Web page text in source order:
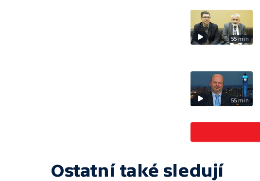
55 min
55 min
Ostatní také sledují